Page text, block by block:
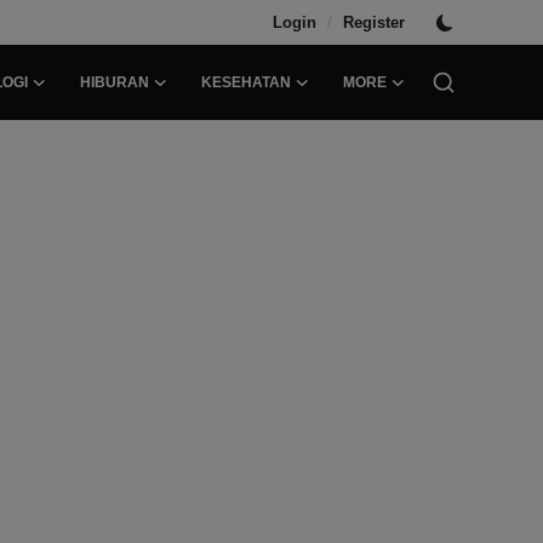
Login / Register
HIBURAN KESEHATAN MORE